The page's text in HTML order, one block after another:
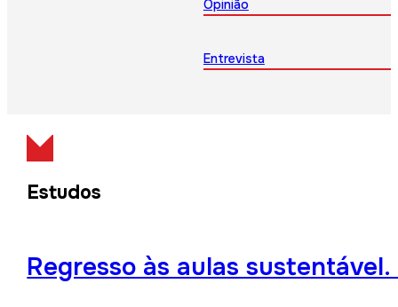
Opinião
Entrevista
Estudos
Regresso às aulas